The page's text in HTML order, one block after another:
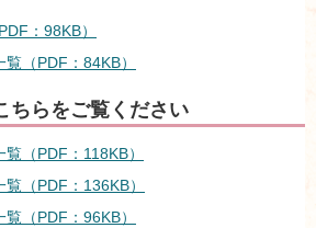
：98KB）
（PDF：84KB）
ちらをご覧ください
（PDF：118KB）
（PDF：136KB）
（PDF：96KB）